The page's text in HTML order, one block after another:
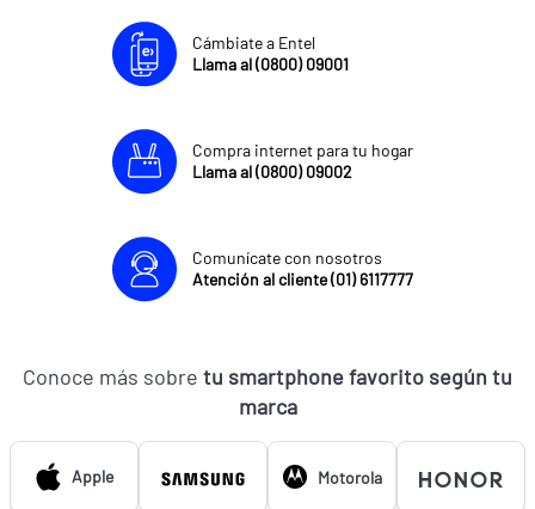
Cámbiate a Entel
Llama al (0800) 09001
Compra internet para tu hogar
Llama al (0800) 09002
Comunícate con nosotros
Atención al cliente (01) 6117777
Conoce más sobre tu smartphone favorito según tu
marca
Apple Motorola